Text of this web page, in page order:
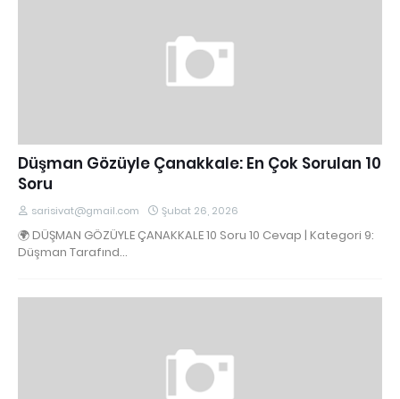
Düşman Gözüyle Çanakkale: En Çok Sorulan 10
Soru
sarisivat@gmail.com Şubat 26, 2026
🌍 DÜŞMAN GÖZÜYLE ÇANAKKALE 10 Soru 10 Cevap | Kategori 9:
Düşman Tarafınd…